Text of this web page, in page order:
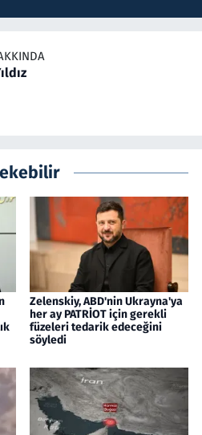
Zelenskiy, ABD'nin Ukrayna'ya
her ay PATRİOT için gerekli
füzeleri tedarik edeceğini
söyledi